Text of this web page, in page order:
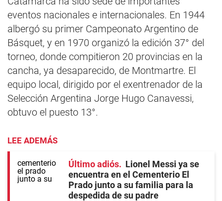
eventos nacionales e internacionales. En 1944
albergó su primer Campeonato Argentino de
Básquet, y en 1970 organizó la edición 37° del
torneo, donde compitieron 20 provincias en la
cancha, ya desaparecido, de Montmartre. El
equipo local, dirigido por el exentrenador de la
Selección Argentina Jorge Hugo Canavessi,
obtuvo el puesto 13°.
LEE ADEMÁS
Último adiós
Lionel Messi ya se
encuentra en el Cementerio El
Prado junto a su familia para la
despedida de su padre